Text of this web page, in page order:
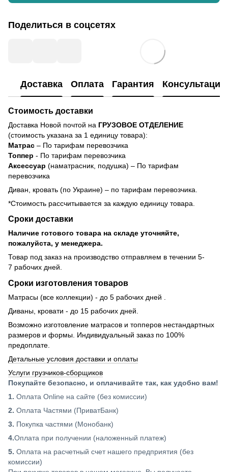
Поделиться в соцсетях
Доставка Оплата Гарантия Консультация
Стоимость доставки
Доставка Новой почтой на ГРУЗОВОЕ ОТДЕЛЕНИЕ
(стоимость указана за 1 единицу товара):
Матрас – По тарифам перевозчика
Топпер - По тарифам перевозчика
Аксессуар (наматрасник, подушка) – По тарифам
перевозчика
Диван, кровать (по Украине) – по тарифам перевозчика.
*Стоимость рассчитывается за каждую единицу товара.
Сроки доставки
Наличие готового товара на складе уточняйте,
пожалуйста, у менеджера.
Товар под заказ на производство отправляем в течении 5-
7 рабочих дней.
Сроки изготовления товаров
Матрасы (все коллекции) - до 5 рабочих дней .
Диваны, кровати - до 15 рабочих дней.
Возможно изготовление матрасов и топперов нестандартных
размеров и формы. Индивидуальный заказ по 100%
предоплате.
Детальные условия доставки и оплаты
Услуги грузчиков-сборщиков
Покупайте безопасно, и оплачивайте так, как удобно вам!
1. Оплата Online на сайте (без комиссии)
2. Оплата Частями (ПриватБанк)
3. Покупка частями (Монобанк)
4.Оплата при получении (наложенный платеж)
5. Оплата на расчетный счет нашего предприятия (без
комиссии)